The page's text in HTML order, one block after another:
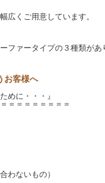
広くご用意しています。
ファータイプの３種類があ
お客様へ
めに・・・』
＝＝＝＝＝＝＝＝
わないもの）